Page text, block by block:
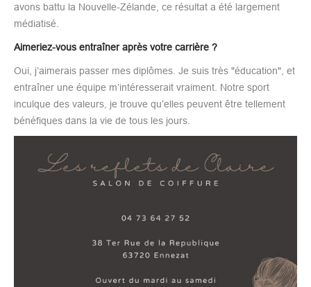
avons battu la Nouvelle-Zélande, ce résultat a été largement
médiatisé.
Aimeriez-vous entraîner après votre carrière ?
Oui, j’aimerais passer mes diplômes. Je suis très "éducation", et
entraîner une équipe m’intéresserait vraiment. Notre sport
inculque des valeurs, je trouve qu’elles peuvent être tellement
bénéfiques dans la vie de tous les jours.